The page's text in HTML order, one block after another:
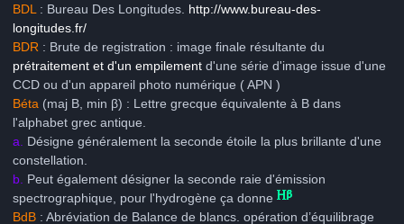
BDL : Bureau Des Longitudes. http://www.bureau-des-
longitudes.fr/
BDR : Brute de registration : image finale résultante du
prétraitement et d'un empilement d'une série d'image issue d'une
CCD ou d'un appareil photo numérique ( APN )
Béta (maj Β, min β) : Lettre grecque équivalente à B dans
l'alphabet grec antique.
a.
Désigne généralement la seconde étoile la plus brillante d'une
constellation.
b. Peut également désigner la seconde raie d'émission
spectrographique, pour l'hydrogène ça donne
BdB : Abréviation de Balance de blancs. opération d’équilibrage